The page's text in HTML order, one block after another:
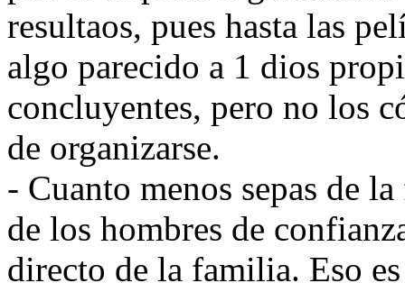
resultaos, pues hasta las
algo parecido a 1 dios
concluyentes, pero no los
de organizarse.
- Cuanto menos sepas de
de los hombres de
directo de la familia. Eso